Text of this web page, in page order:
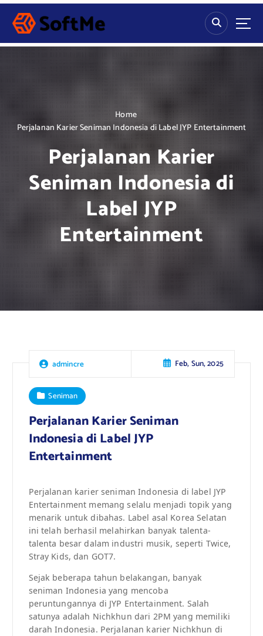
S
p
Home
Perjalanan Karier Seniman Indonesia di Label JYP Entertainment
Perjalanan Karier
Seniman Indonesia di
Label JYP
Entertainment
admincre Feb, Sun, 2025
Seniman
Perjalanan Karier Seniman
Indonesia di Label JYP
Entertainment
Perjalanan karier seniman Indonesia di label JYP
Entertainment memang selalu menjadi topik yang
menarik untuk dibahas. Label asal Korea Selatan
ini telah berhasil melahirkan banyak talenta-
talenta besar dalam industri musik, seperti Twice,
Stray Kids, dan GOT7.
Sejak beberapa tahun belakangan, banyak
seniman Indonesia yang mencoba
peruntungannya di JYP Entertainment. Salah
satunya adalah Nichkhun dari 2PM yang memiliki
darah Indonesia. Perjalanan karier Nichkhun di